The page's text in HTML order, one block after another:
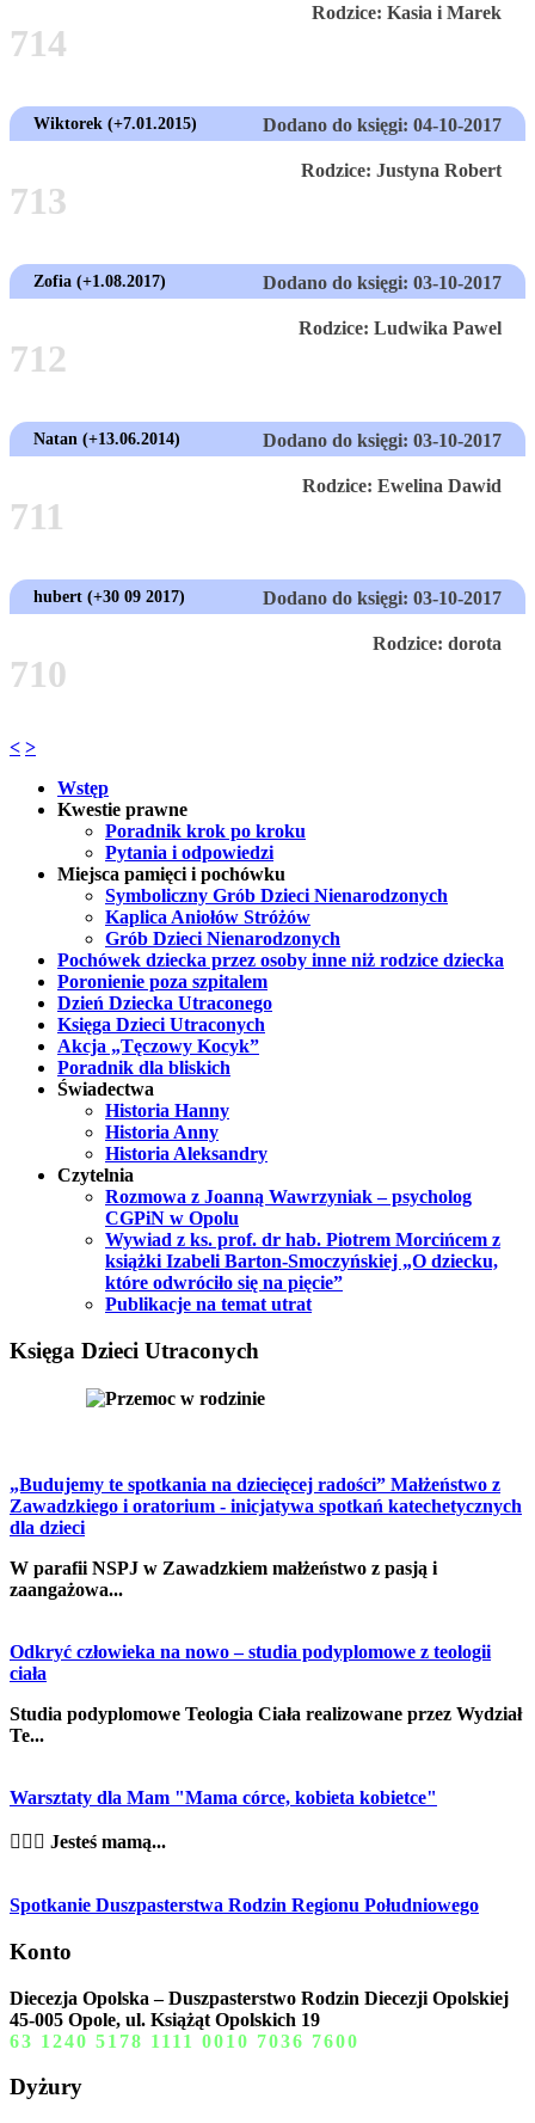
Rodzice: Kasia i Marek
714
Wiktorek (+7.01.2015) Dodano do księgi: 04-10-2017
Rodzice: Justyna Robert
713
Zofia (+1.08.2017) Dodano do księgi: 03-10-2017
Rodzice: Ludwika Pawel
712
Natan (+13.06.2014) Dodano do księgi: 03-10-2017
Rodzice: Ewelina Dawid
711
hubert (+30 09 2017) Dodano do księgi: 03-10-2017
Rodzice: dorota
710
< >
Wstęp
Kwestie prawne
Poradnik krok po kroku
Pytania i odpowiedzi
Miejsca pamięci i pochówku
Symboliczny Grób Dzieci Nienarodzonych
Kaplica Aniołów Stróżów
Grób Dzieci Nienarodzonych
Pochówek dziecka przez osoby inne niż rodzice dziecka
Poronienie poza szpitalem
Dzień Dziecka Utraconego
Księga Dzieci Utraconych
Akcja „Tęczowy Kocyk”
Poradnik dla bliskich
Świadectwa
Historia Hanny
Historia Anny
Historia Aleksandry
Czytelnia
Rozmowa z Joanną Wawrzyniak – psycholog
CGPiN w Opolu
Wywiad z ks. prof. dr hab. Piotrem Morcińcem z
książki Izabeli Barton-Smoczyńskiej „O dziecku,
które odwróciło się na pięcie”
Publikacje na temat utrat
Księga Dzieci Utraconych
„Budujemy te spotkania na dziecięcej radości” Małżeństwo z
Zawadzkiego i oratorium - inicjatywa spotkań katechetycznych
dla dzieci
W parafii NSPJ w Zawadzkiem małżeństwo z pasją i
zaangażowa...
Odkryć człowieka na nowo – studia podyplomowe z teologii
ciała
Studia podyplomowe Teologia Ciała realizowane przez Wydział
Te...
Warsztaty dla Mam "Mama córce, kobieta kobietce"
👩‍❤️‍👩 Jesteś mamą...
Spotkanie Duszpasterstwa Rodzin Regionu Południowego
Konto
Diecezja Opolska – Duszpasterstwo Rodzin Diecezji Opolskiej
45-005 Opole, ul. Książąt Opolskich 19
63 1240 5178 1111 0010 7036 7600
Dyżury